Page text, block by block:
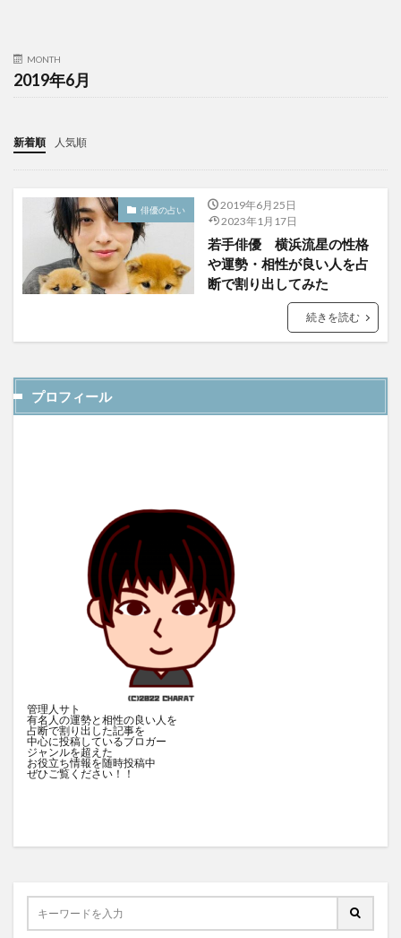
MONTH
2019年6月
新着順 人気順
俳優の占い
2019年6月25日
2023年1月17日
若手俳優 横浜流星の性格
や運勢・相性が良い人を占
断で割り出してみた
続きを読む
プロフィール
管理人サト
有名人の運勢と相性の良い人を
占断で割り出した記事を
中心に投稿しているブロガー
ジャンルを超えた
お役立ち情報を随時投稿中
ぜひご覧ください！！